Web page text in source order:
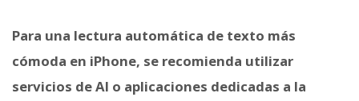
Para una lectura automática de texto más
cómoda en iPhone, se recomienda utilizar
servicios de AI o aplicaciones dedicadas a la